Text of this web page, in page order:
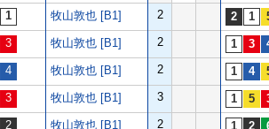
牧山敦也 [B1] 2
牧山敦也 [B1] 2
牧山敦也 [B1] 2
牧山敦也 [B1] 3
牧山敦也 [B1] 2